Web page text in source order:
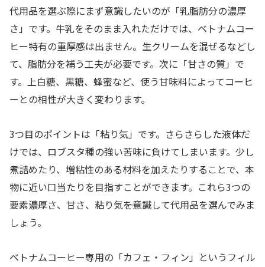
代用品を選ぶ際にまず意識したいのが「乳脂肪分の濃厚
さ」です。牛乳をそのまま入れただけでは、ベトナムコー
ヒー特有の重厚感は出ません。生クリームを混ぜるなどし
て、脂肪分を補う工夫が必要です。次に「甘さの質」で
す。上白糖、黒糖、蜂蜜など、使う甘味料によってコーヒ
ーとの相性が大きく変わります。
3つ目のポイントは「粘り気」です。さらさらした液体だ
けでは、ロブスタ種の強い苦味に負けてしまいます。少し
煮詰めたり、増粘性のある材料を加えたりすることで、本
物に近い口当たりを目指すことができます。これら3つの
要素――濃厚さ、甘さ、粘り気――を意識して代用品を選んでみま
しょう。
ベトナムコーヒー専用の「カフェ・フィン」というフィル